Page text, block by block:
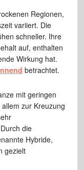
Regionen,
variiert. Die
schneller. Ihre
auf, enthalten
Wirkung hat.
betrachtet.
mit geringen
zur Kreuzung
die
Hybride,
gezielt